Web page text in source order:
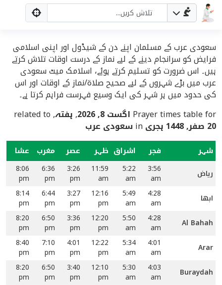
سعودی عرب کے مسلمان اپنے دن کے شیڈول اور اپنی اسلامی
فرایض کو سرانجام دینے کے لیے نماز کے درست اوقات تلاش کرتے
ہیں۔ اس ضرورت کو تسلیم کرتے ہوئے، اسلامک میٹ سعودی
عرب میں بڑے شہروں کے لیے صحیح صلاۃ/نماز کے اوقات اور اس
کی حدود میں ہر شہر کی ایک وسیع فہرست فراہم کرتا ہے۔
Prayer times table for اگست 8, 2026 ,ہفتہ, related to
20 صفر, 1448 ہجری in سعودی عرب
شہر فجر اشراق ظہر عصر مغرب عشا
ریاض
3:56
am
5:22
am
11:59
am
3:26
pm
6:36
pm
8:06
pm
ابھا
4:28
am
5:49
am
12:16
pm
3:27
pm
6:44
pm
8:14
pm
Al Bahah
4:28
am
5:50
am
12:20
pm
3:36
pm
6:50
pm
8:20
pm
Arar
4:01
am
5:34
am
12:22
pm
4:01
pm
7:10
pm
8:40
pm
Buraydah
4:03
am
5:30
am
12:10
pm
3:40
pm
6:50
pm
8:20
pm